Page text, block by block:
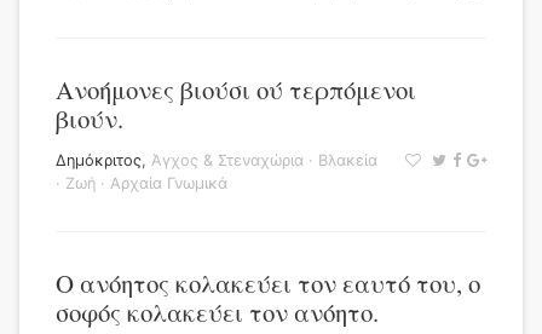
Ανοήμονες βιούσι ού τερπόμενοι
βιούν.
Δημόκριτος, Άγχος & Στεναχώρια · Βλακεία
· Ζωή · Αρχαία Γνωμικά
Ο ανόητος κολακεύει τον εαυτό του, ο
σοφός κολακεύει τον ανόητο.